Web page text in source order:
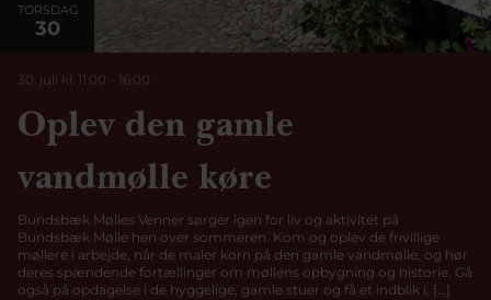
TORSDAG
30
30. juli kl. 11:00 - 16:00
Oplev den gamle
vandmølle køre
Bundsbæk Mølles Venner sørger igen for liv og aktivitet på
Bundsbæk Mølle hen over sommeren. Kom og oplev de frivillige
møllere i arbejde, når de maler korn på den gamle vandmølle, og hør
deres spændende fortællinger om møllens opbygning og historie. Gå
også på opdagelse i de hyggelige, gamle stuer og få et indblik i, […]